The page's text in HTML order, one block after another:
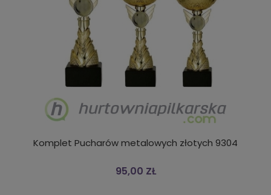
Komplet Pucharów metalowych złotych 9304
95,00 ZŁ